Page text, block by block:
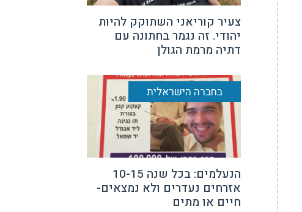
צעיר קוריאני השתוקק להיות
יהודי. זה נגמר בחתונה עם
דתיה מרמת הגולן
בחברה הישראלית
הנעלמים: בכל שנה 10-15
אזרחים נעדרים ולא נמצאים-
חיים או מתים